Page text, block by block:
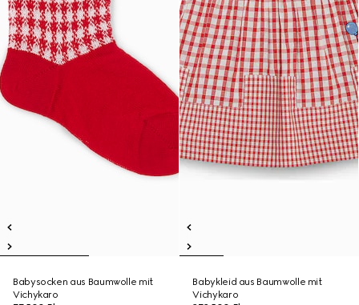
Babysocken aus Baumwolle mit
Vichykaro
Babykleid aus Baumwolle mit
Vichykaro